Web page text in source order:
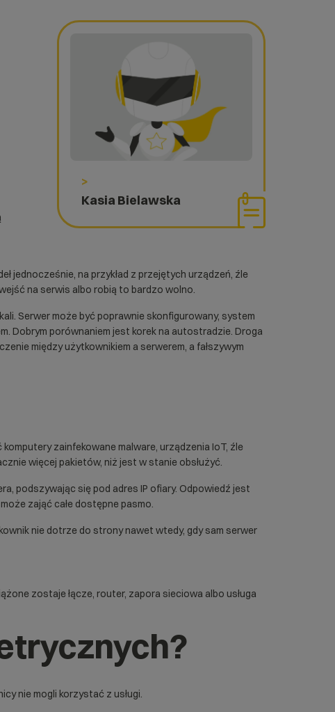
>
Kasia Bielawska
jednocześnie, na przykład z przejętych urządzeń, źle
na serwis albo robią to bardzo wolno.
Serwer może być poprawnie skonfigurowany, system
Dobrym porównaniem jest korek na autostradzie. Droga
między użytkownikiem a serwerem, a fałszywym
zainfekowane malware, urządzenia IoT, źle
więcej pakietów, niż jest w stanie obsłużyć.
podszywając się pod adres IP ofiary. Odpowiedź jest
zająć całe dostępne pasmo.
nie dotrze do strony nawet wtedy, gdy sam serwer
zostaje łącze, router, zapora sieciowa albo usługa
nie mogli korzystać z usługi.